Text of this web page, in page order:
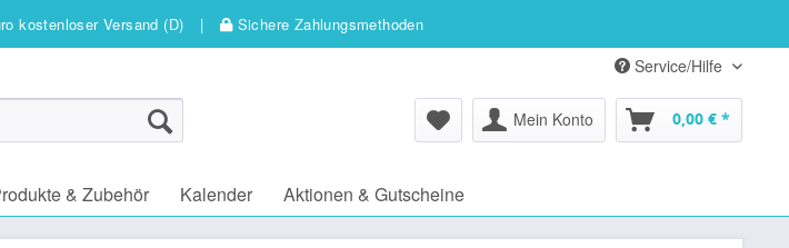
kostenloser Versand (D) | Sichere Zahlungsmethoden
Service/Hilfe
Mein Konto 0,00 € *
& Zubehör Kalender Aktionen & Gutscheine